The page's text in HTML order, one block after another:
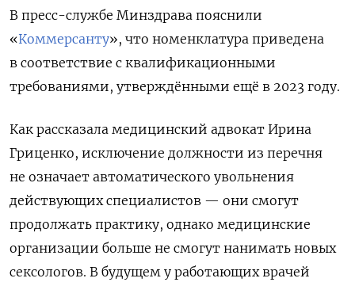
В пресс-службе Минздрава пояснили
«Коммерсанту», что номенклатура приведена
в соответствие с квалификационными
требованиями, утверждёнными ещё в 2023 году.
Как рассказала медицинский адвокат Ирина
Гриценко, исключение должности из перечня
не означает автоматического увольнения
действующих специалистов — они смогут
продолжать практику, однако медицинские
организации больше не смогут нанимать новых
сексологов. В будущем у работающих врачей